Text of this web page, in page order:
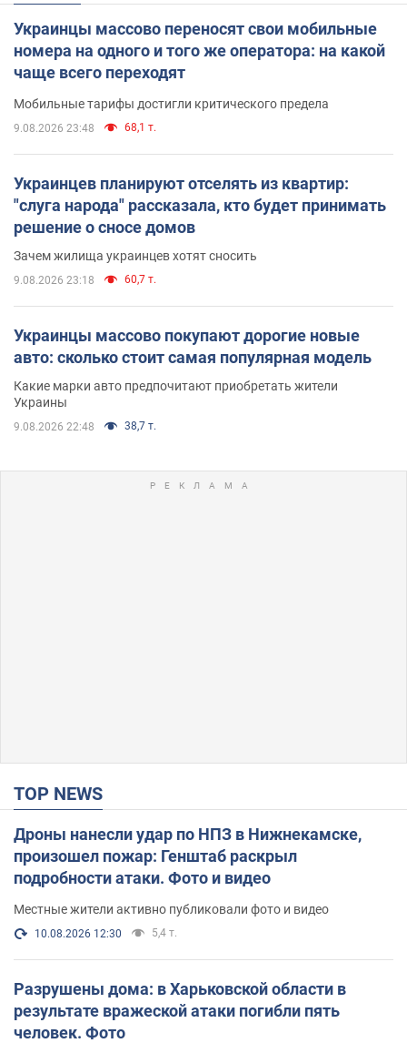
Украинцы массово переносят свои мобильные
номера на одного и того же оператора: на какой
чаще всего переходят
Мобильные тарифы достигли критического предела
9.08.2026 23:48 68,1 т.
Украинцев планируют отселять из квартир:
"слуга народа" рассказала, кто будет принимать
решение о сносе домов
Зачем жилища украинцев хотят сносить
9.08.2026 23:18 60,7 т.
Украинцы массово покупают дорогие новые
авто: сколько стоит самая популярная модель
Какие марки авто предпочитают приобретать жители
Украины
9.08.2026 22:48 38,7 т.
TOP NEWS
Дроны нанесли удар по НПЗ в Нижнекамске,
произошел пожар: Генштаб раскрыл
подробности атаки. Фото и видео
Местные жители активно публиковали фото и видео
10.08.2026 12:30 5,4 т.
Разрушены дома: в Харьковской области в
результате вражеской атаки погибли пять
человек. Фото